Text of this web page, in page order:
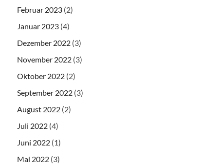
Februar 2023 (2)
Januar 2023 (4)
Dezember 2022 (3)
November 2022 (3)
Oktober 2022 (2)
September 2022 (3)
August 2022 (2)
Juli 2022 (4)
Juni 2022 (1)
Mai 2022 (3)